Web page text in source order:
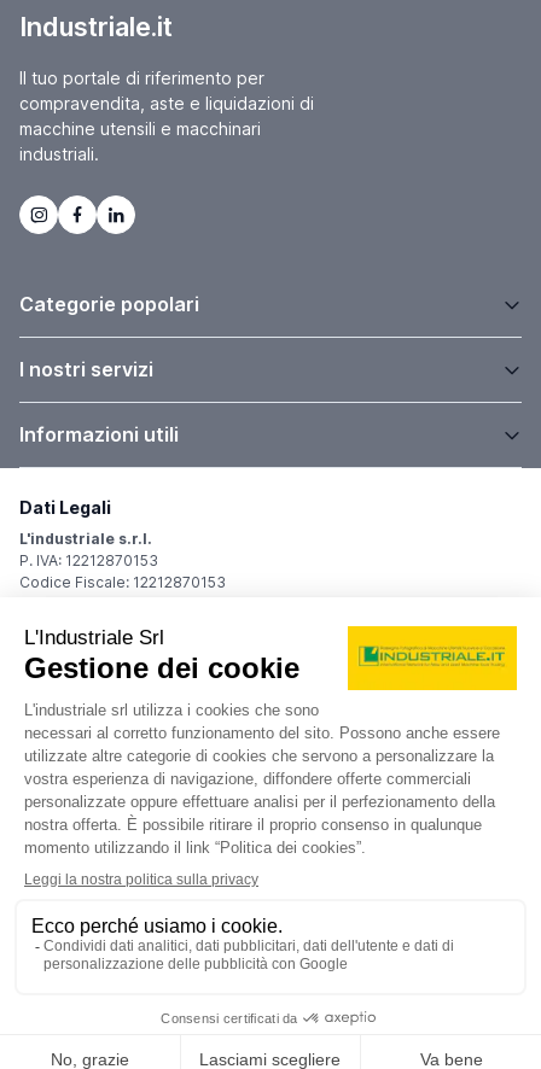
Industriale.it
Il tuo portale di riferimento per
compravendita, aste e liquidazioni di
macchine utensili e macchinari
industriali.
Categorie popolari
I nostri servizi
Informazioni utili
Dati Legali
L'industriale s.r.l.
P. IVA: 12212870153
Codice Fiscale: 12212870153
Sede Legale
Via Carlo Dolci, 32
20148 Milano (MI)
Italy
Registro Imprese
Iscrizione R.I.: 12212870153
REA: MI-1539011
Capitale sociale: Euro 10.400,00 i.v.
Contatti
info@industriale.it
PEC:industriale@pec.industriale.it
02 8969 3116
Informativa privacy - Cookie
| Condizioni di navigazione